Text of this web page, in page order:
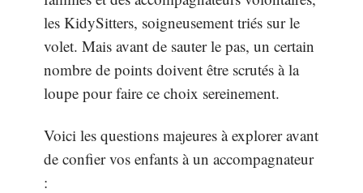
les KidySitters, soigneusement triés sur le
volet. Mais avant de sauter le pas, un certain
nombre de points doivent être scrutés à la
loupe pour faire ce choix sereinement.
Voici les questions majeures à explorer avant
de confier vos enfants à un accompagnateur
: